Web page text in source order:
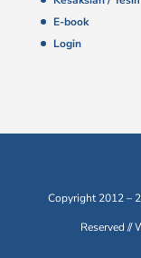
E-book
Login
Copyright 2012 –
Reserved //